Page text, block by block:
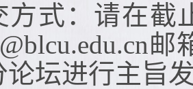
方式：请在截
论坛进行主旨